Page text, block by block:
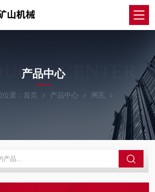
CENTER
产品中心
位置： 首页 产品中心 闸瓦